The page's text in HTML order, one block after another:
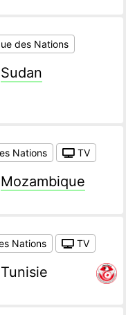
des Nations
Sudan
Nations TV
Mozambique
Nations TV
Tunisie